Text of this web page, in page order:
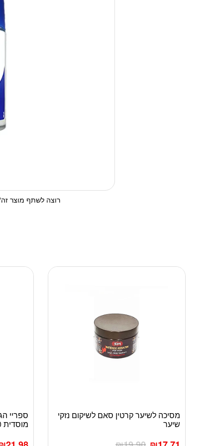
רוצה לשתף מוצר
מסיכה לשיער קרטין סאם לשיקום נזקי
שיער מוסדית 200 מ”ל
למוצר
זה